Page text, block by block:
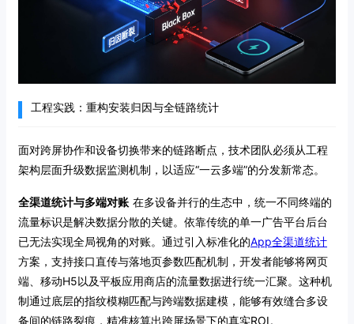
工程实践：重构安装归因与全链路统计
面对跨屏协作和设备切换带来的链路断点，技术团队必须从工程
架构层面升级数据监测机制，以适应“一云多端”的分发新常态。
全渠道统计与多端对账 在多设备并行的生态中，统一不同终端的
流量标识是解决数据分散的关键。依靠传统的单一广告平台后台
已无法实现全局视角的对账。通过引入标准化的App全渠道统计
方案，支持接口直传与落地页参数匹配机制，开发者能够将网页
端、移动H5以及平板应用商店的流量数据进行统一汇聚。这种机
制通过底层的指纹模糊匹配与跨端数据建模，能够有效缝合多设
备间的链路裂痕，精准核算出跨屏场景下的真实ROI。